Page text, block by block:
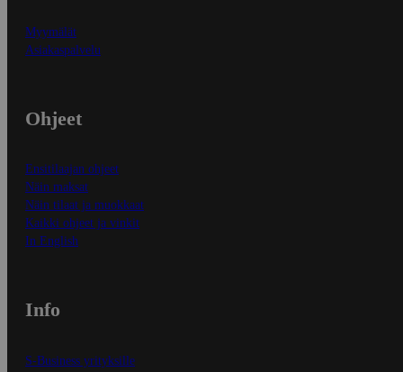
Myymälät
Asiakaspalvelu
Ohjeet
Ensitilaajan ohjeet
Näin maksat
Näin tilaat ja muokkaat
Kaikki ohjeet ja vinkit
In English
Info
S-Business yrityksille